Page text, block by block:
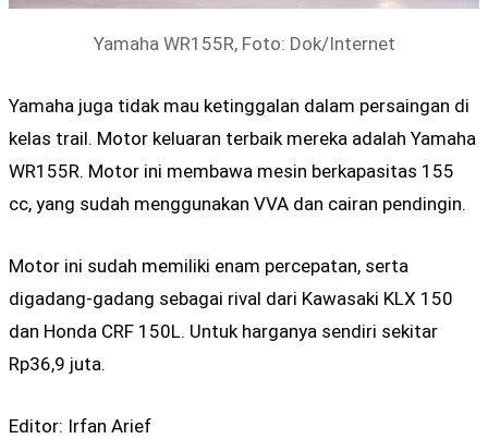
Yamaha WR155R, Foto: Dok/Internet
Yamaha juga tidak mau ketinggalan dalam persaingan di
kelas trail. Motor keluaran terbaik mereka adalah Yamaha
WR155R. Motor ini membawa mesin berkapasitas 155
cc, yang sudah menggunakan VVA dan cairan pendingin.
Motor ini sudah memiliki enam percepatan, serta
digadang-gadang sebagai rival dari Kawasaki KLX 150
dan Honda CRF 150L. Untuk harganya sendiri sekitar
Rp36,9 juta.
Editor: Irfan Arief